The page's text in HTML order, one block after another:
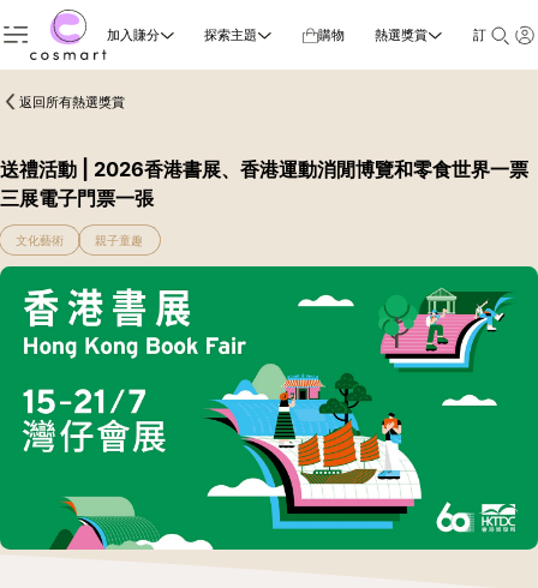
加入賺分 探索主題 購物 熱選獎賞 訂閱雜誌
返回所有熱選獎賞
送禮活動 | 2026香港書展、香港運動消閒博覽和零食世界一票
三展電子門票一張
文化藝術 親子童趣